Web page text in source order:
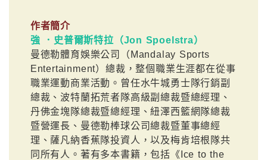
作者簡介
強 ．史普爾斯特拉（Jon Spoelstra）
曼德勒體育娛樂公司（Mandalay Sports
Entertainment）總裁，整個職業生涯都在從事
職業運動商業活動。曾任水牛城勇士隊行銷副
總裁、波特蘭拓荒者隊高級副總裁暨總經理、
丹佛金塊隊總裁暨總經理、紐澤西籃網隊總裁
暨營運長、曼德勒棒球公司總裁暨董事總經
理、薩凡納香蕉隊投資人，以及梅肯培根隊共
同所有人。著有多本書籍，包括《Ice to the